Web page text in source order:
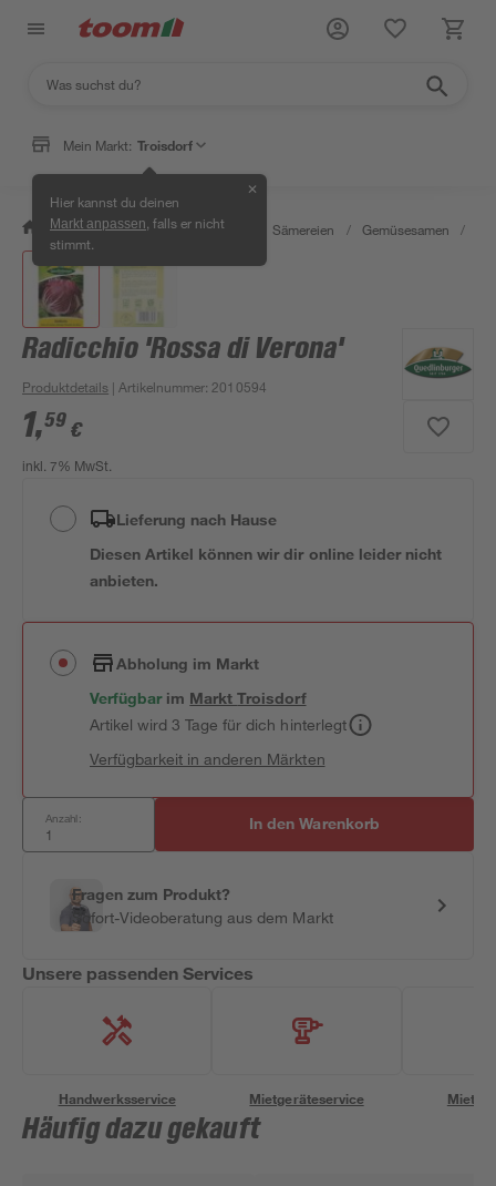
Mein Markt: Troisdorf
Hier kannst du deinen
Markt anpassen , falls er nicht
stimmt.
✕
/ Garten & Freizeit / Pflanzen Sämereien / Gemüsesamen /
Radicchio 'Rossa di Verona'
Produktdetails | Artikelnummer: 2010594
1,59 €
inkl. 7% MwSt.
Lieferung nach Hause
Diesen Artikel können wir dir online leider nicht
anbieten.
Abholung im Markt
Verfügbar im MarktTroisdorf
Artikel wird 3 Tage für dich hinterlegt
Verfügbarkeit in anderen Märkten
Anzahl: In den Warenkorb
Fragen zum Produkt?
Sofort-Videoberatung aus dem Markt
Unsere passenden Services
Handwerksservice Mietgeräteservice
Häufig dazu gekauft